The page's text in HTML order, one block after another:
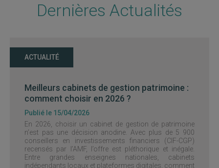
Dernières Actualités
ACTUALITÉ
Meilleurs cabinets de gestion patrimoine :
comment choisir en 2026 ?
Publié le 15/04/2026
En 2026, choisir un cabinet de gestion de patrimoine
n’est pas une décision anodine. Avec plus de 5 900
conseillers en investissements financiers (CIF-CGP)
recensés par l’AMF, l’offre est pléthorique et inégale.
Entre grandes enseignes nationales, cabinets
indépendants locaux et plateformes digitales, comment